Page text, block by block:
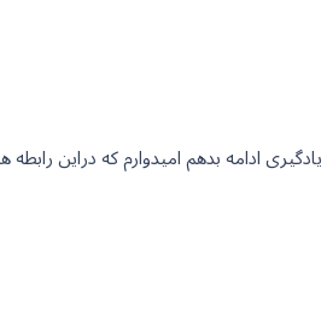
ادامه بدهم امیدوارم که دراین